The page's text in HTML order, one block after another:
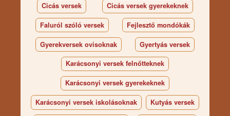
Cicás versek Cicás versek gyerekeknek
Faluról szóló versek Fejlesztő mondókák
Gyerekversek ovisoknak Gyertyás versek
Karácsonyi versek felnőtteknek
Karácsonyi versek gyerekeknek
Karácsonyi versek iskolásoknak Kutyás versek